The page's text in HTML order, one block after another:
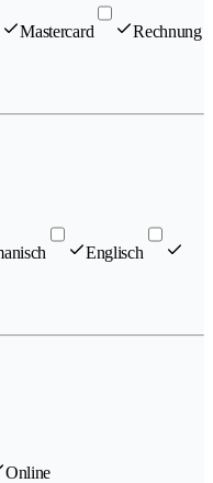
Mastercard Rechnung
Englisch
Online